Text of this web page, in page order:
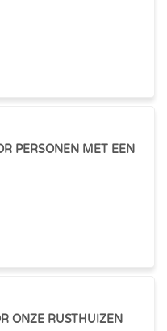
PERSONEN MET EEN
ONZE RUSTHUIZEN